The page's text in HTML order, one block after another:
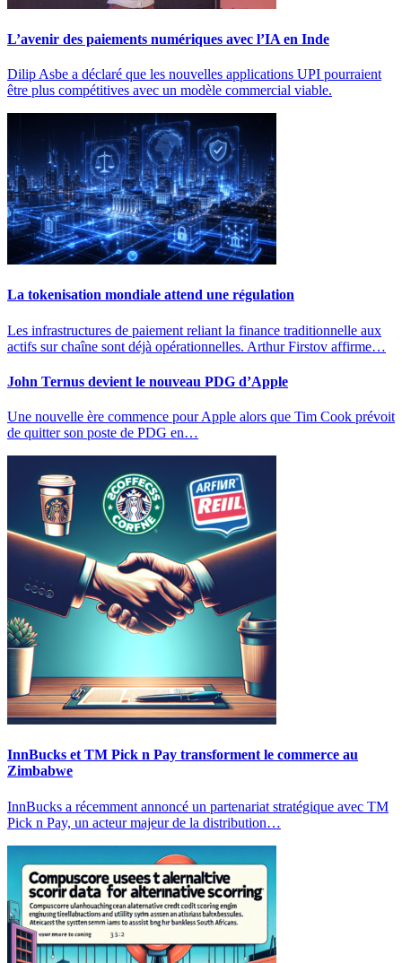
L’avenir des paiements numériques avec l’IA en Inde
Dilip Asbe a déclaré que les nouvelles applications UPI pourraient
être plus compétitives avec un modèle commercial viable.
La tokenisation mondiale attend une régulation
Les infrastructures de paiement reliant la finance traditionnelle aux
actifs sur chaîne sont déjà opérationnelles. Arthur Firstov affirme…
John Ternus devient le nouveau PDG d’Apple
Une nouvelle ère commence pour Apple alors que Tim Cook prévoit
de quitter son poste de PDG en…
InnBucks et TM Pick n Pay transforment le commerce au
Zimbabwe
InnBucks a récemment annoncé un partenariat stratégique avec TM
Pick n Pay, un acteur majeur de la distribution…